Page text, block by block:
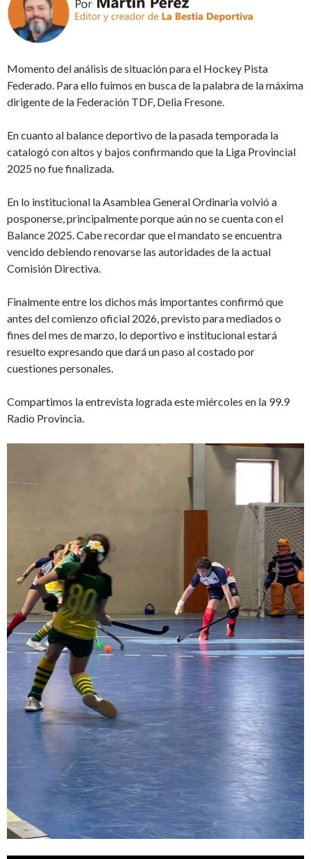
Momento del análisis de situación para el Hockey Pista
Federado. Para ello fuimos en busca de la palabra de la máxima
dirigente de la Federación TDF, Delia Fresone.
En cuanto al balance deportivo de la pasada temporada la
catalogó con altos y bajos confirmando que la Liga Provincial
2025 no fue finalizada.
En lo institucional la Asamblea General Ordinaria volvió a
posponerse, principalmente porque aún no se cuenta con el
Balance 2025. Cabe recordar que el mandato se encuentra
vencido debiendo renovarse las autoridades de la actual
Comisión Directiva.
Finalmente entre los dichos más importantes confirmó que
antes del comienzo oficial 2026, previsto para mediados o
fines del mes de marzo, lo deportivo e institucional estará
resuelto expresando que dará un paso al costado por
cuestiones personales.
Compartimos la entrevista lograda este miércoles en la 99.9
Radio Provincia.